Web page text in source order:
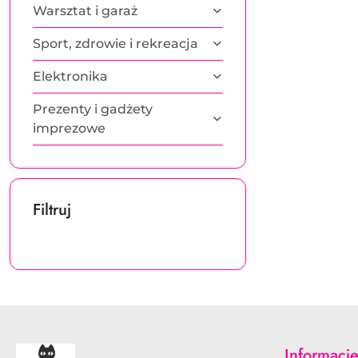
Warsztat i garaż
Sport, zdrowie i rekreacja
Elektronika
Prezenty i gadżety
imprezowe
Filtruj